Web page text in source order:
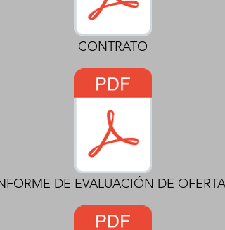
CONTRATO
DE EVALUACIÓN DE OFERTAS